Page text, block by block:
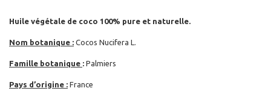
Huile végétale de coco 100% pure et naturelle.
Nom botanique : Cocos Nucifera L.
Famille botanique : Palmiers
Pays d’origine : France